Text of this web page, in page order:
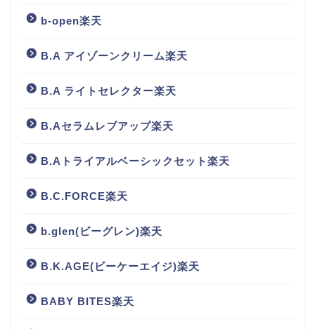
b-open楽天
B.A アイゾーンクリーム楽天
B.A ライトセレクター楽天
B.Aセラムレブアップ楽天
B.Aトライアルベーシックセット楽天
B.C.FORCE楽天
b.glen(ビーグレン)楽天
B.K.AGE(ビーケーエイジ)楽天
BABY BITES楽天